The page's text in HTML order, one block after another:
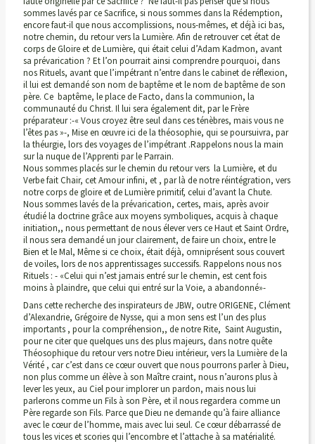
sommes lavés par ce Sacrifice, si nous sommes dans la Rédemption,
encore faut-il que nous accomplissions, nous-mêmes, et déjà ici bas,
notre chemin, du retour vers la Lumière. Afin de retrouver cet état de
corps de Gloire et de Lumière, qui était celui d’Adam Kadmon, avant
sa prévarication ? Et l’on pourrait ainsi comprendre pourquoi, dans
nos Rituels, avant que l’impétrant n’entre dans le cabinet de réflexion,
il lui est demandé son nom de baptême et le nom de baptême de son
père. Ce baptême, le place de Facto, dans la communion, la
communauté du Christ. Il lui sera également dit, par le Frère
préparateur :-« Vous croyez être seul dans ces ténèbres, mais vous ne
l’êtes pas »-, Mise en œuvre ici de la théosophie, qui se poursuivra, par
la théurgie, lors des voyages de l’impétrant .Rappelons nous la main
sur la nuque de l’Apprenti par le Parrain.
Nous sommes placés sur le chemin du retour vers la Lumière, et du
Verbe fait Chair, cet Amour infini, et , par là de notre réintégration, vers
notre corps de gloire et de Lumière primitif, celui d’avant la Chute.
Nous sommes lavés de la prévarication, certes, mais, après avoir
étudié la doctrine grâce aux moyens symboliques, acquis à chaque
initiation,, nous permettant de nous élever vers ce Haut et Saint Ordre,
il nous sera demandé un jour clairement, de faire un choix, entre le
Bien et le Mal, Même si ce choix, était déjà, omniprésent sous couvert
de voiles, lors de nos apprentissages successifs. Rappelons nous nos
Rituels : - «Celui qui n’est jamais entré sur le chemin, est cent fois
moins à plaindre, que celui qui entré sur la Voie, a abandonné»-
Dans cette recherche des inspirateurs de JBW, outre ORIGENE, Clément
d’Alexandrie, Grégoire de Nysse, qui a mon sens est l’un des plus
importants , pour la compréhension,, de notre Rite, Saint Augustin,
pour ne citer que quelques uns des plus majeurs, dans notre quête
Théosophique du retour vers notre Dieu intérieur, vers la Lumière de la
Vérité , car c’est dans ce cœur ouvert que nous pourrons parler à Dieu,
non plus comme un élève à son Maître craint, nous n’aurons plus à
lever les yeux, au Ciel pour implorer un pardon, mais nous lui
parlerons comme un Fils à son Père, et il nous regardera comme un
Père regarde son Fils. Parce que Dieu ne demande qu’à faire alliance
avec le cœur de l’homme, mais avec lui seul. Ce cœur débarrassé de
tous les vices et scories qui l’encombre et l’attache à sa matérialité.